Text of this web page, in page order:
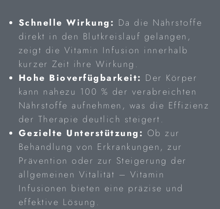
Schnelle Wirkung: Da die Nährstoffe
direkt in den Blutkreislauf gelangen,
zeigt die Vitamin Infusion innerhalb
kurzer Zeit ihre Wirkung.
Hohe Bioverfügbarkeit: Der Körper
kann nahezu 100 % der verabreichten
Nährstoffe aufnehmen, was die Effizienz
der Therapie deutlich steigert.
Gezielte Unterstützung: Ob zur
Behandlung von Erkrankungen, zur
Prävention oder zur Steigerung der
allgemeinen Vitalität – Vitamin
Infusionen bieten eine präzise und
effektive Lösung.